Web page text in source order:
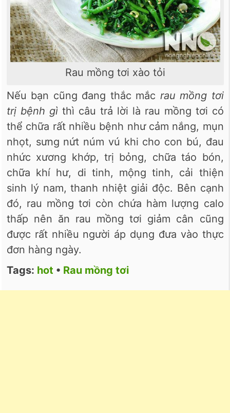
Rau mồng tơi xào tỏi
Nếu bạn cũng đang thắc mắc rau mồng tơi
trị bệnh gì thì câu trả lời là rau mồng tơi có
thể chữa rất nhiều bệnh như cảm nắng, mụn
nhọt, sưng nứt núm vú khi cho con bú, đau
nhức xương khớp, trị bỏng, chữa táo bón,
chữa khí hư, di tinh, mộng tinh, cải thiện
sinh lý nam, thanh nhiệt giải độc. Bên cạnh
đó, rau mồng tơi còn chứa hàm lượng calo
thấp nên ăn rau mồng tơi giảm cân cũng
được rất nhiều người áp dụng đưa vào thực
đơn hàng ngày.
Tags: hot • Rau mồng tơi